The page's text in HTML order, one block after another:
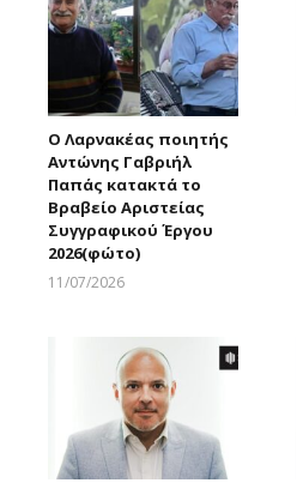
Ο Λαρνακέας ποιητής
Αντώνης Γαβριήλ
Παπάς κατακτά το
Βραβείο Αριστείας
Συγγραφικού Έργου
2026(φώτο)
11/07/2026